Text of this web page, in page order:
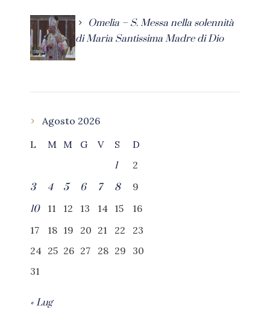
Omelia – S. Messa nella solennità
di Maria Santissima Madre di Dio
Agosto 2026
L
M M G V S
D
1
2
3
4 5 6 7 8
9
10
11 12 13 14 15
16
17
18 19 20 21 22
23
24 25 26 27 28 29
30
31
« Lug